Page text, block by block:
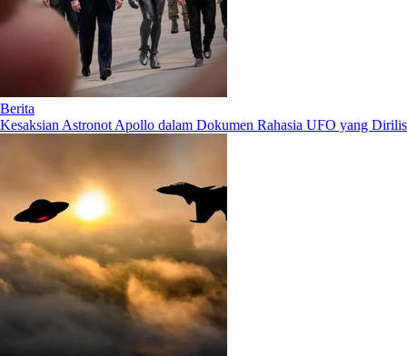
Berita
Kesaksian Astronot Apollo dalam Dokumen Rahasia UFO yang Dirilis